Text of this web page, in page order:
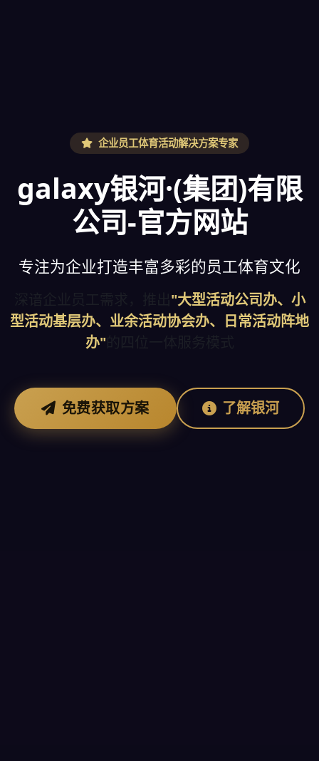
企业员工体育活动解决方案专家
galaxy银河·(集团)有限
公司-官方网站
专注为企业打造丰富多彩的员工体育文化
"大型活动公司办、小
型活动基层办、业余活动协会办、日常活动阵地
办"
免费获取方案 了解银河